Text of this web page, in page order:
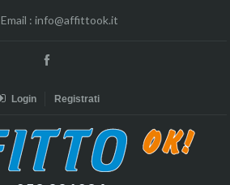
Email : info@affittook.it
Login Registrati